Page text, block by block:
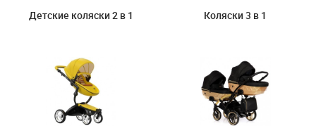
Детские коляски 2 в 1 Коляски 3 в 1